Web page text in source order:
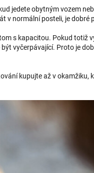
jedete obytným vozem
v normální posteli, je dobré
s kapacitou. Pokud totiž
vyčerpávající. Proto je
kupujte až v okamžiku,